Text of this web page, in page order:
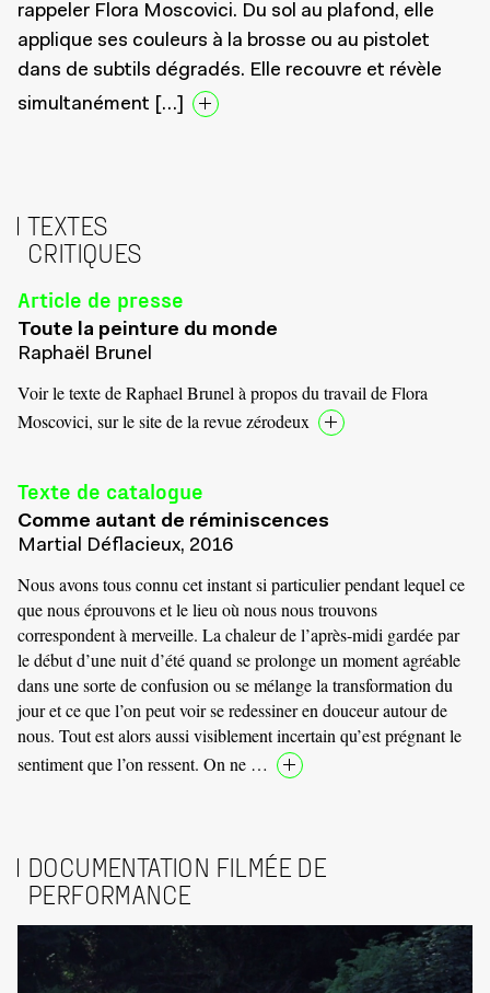
rappeler Flora Moscovici. Du sol au plafond, elle
applique ses couleurs à la brosse ou au pistolet
dans de subtils dégradés. Elle recouvre et révèle
simultanément […]
TEXTES
CRITIQUES
Article de presse
Toute la peinture du monde
Raphaël Brunel
Voir le texte de Raphael Brunel à propos du travail de Flora
Moscovici, sur le site de la revue zérodeux
Texte de catalogue
Comme autant de réminiscences
Martial Déflacieux, 2016
Nous avons tous connu cet instant si particulier pendant lequel ce
que nous éprouvons et le lieu où nous nous trouvons
correspondent à merveille. La chaleur de l’après-midi gardée par
le début d’une nuit d’été quand se prolonge un moment agréable
dans une sorte de confusion ou se mélange la transformation du
jour et ce que l’on peut voir se redessiner en douceur autour de
nous. Tout est alors aussi visiblement incertain qu’est prégnant le
sentiment que l’on ressent. On ne …
DOCUMENTATION FILMÉE DE
PERFORMANCE